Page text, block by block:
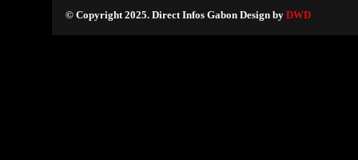
© Copyright 2025. Direct Infos Gabon Design by DWD